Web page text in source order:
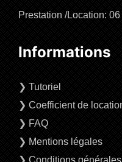
Prestation /Location:
Informations
❯ Tutoriel
❯ Coefficient de
❯ FAQ
❯ Mentions légales